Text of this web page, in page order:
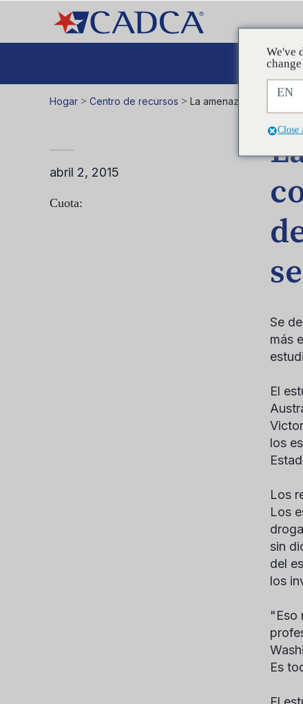
Hogar > Centro de recursos > La amenaza de
abril 2, 2015
Cuota:
Se
más
El
los
Los
Los
sin
del
los
"Eso
Es
We've
EN
Close